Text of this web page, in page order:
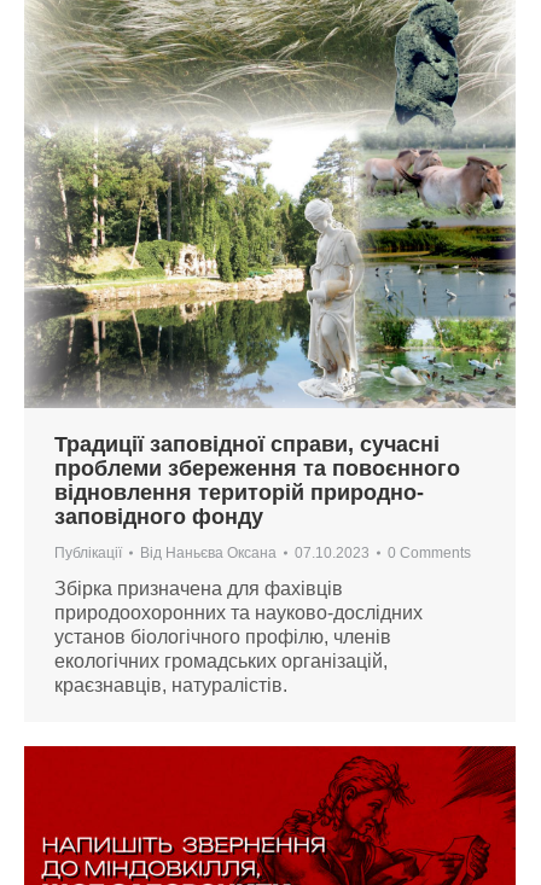
Традиції заповідної справи, сучасні
проблеми збереження та повоєнного
відновлення територій природно-
заповідного фонду
Публікації Від Наньєва Оксана 07.10.2023 0 Comments
Збірка призначена для фахівців
природоохоронних та науково-дослідних
установ біологічного профілю, членів
екологічних громадських організацій,
краєзнавців, натуралістів.